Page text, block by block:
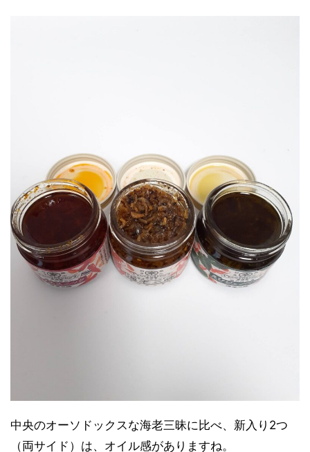
中央のオーソドックスな海老三昧に比べ、新入り2つ
（両サイド）は、オイル感がありますね。